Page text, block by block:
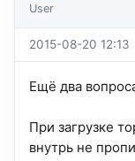
User
2015-08-20 12:13
Ещё два
При загрузке
внутрь не